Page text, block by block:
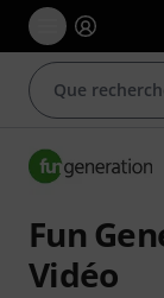
Fun
Vidéo